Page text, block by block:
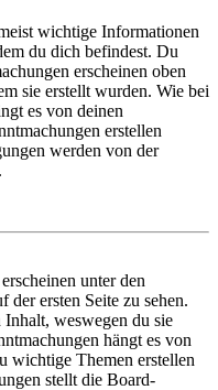
wichtige Informationen
du dich befindest. Du
erscheinen oben
sie erstellt wurden. Wie bei
es von deinen
erstellen
werden von der
unter den
ersten Seite zu sehen.
weswegen du sie
hängt es von
wichtige Themen erstellen
stellt die Board-